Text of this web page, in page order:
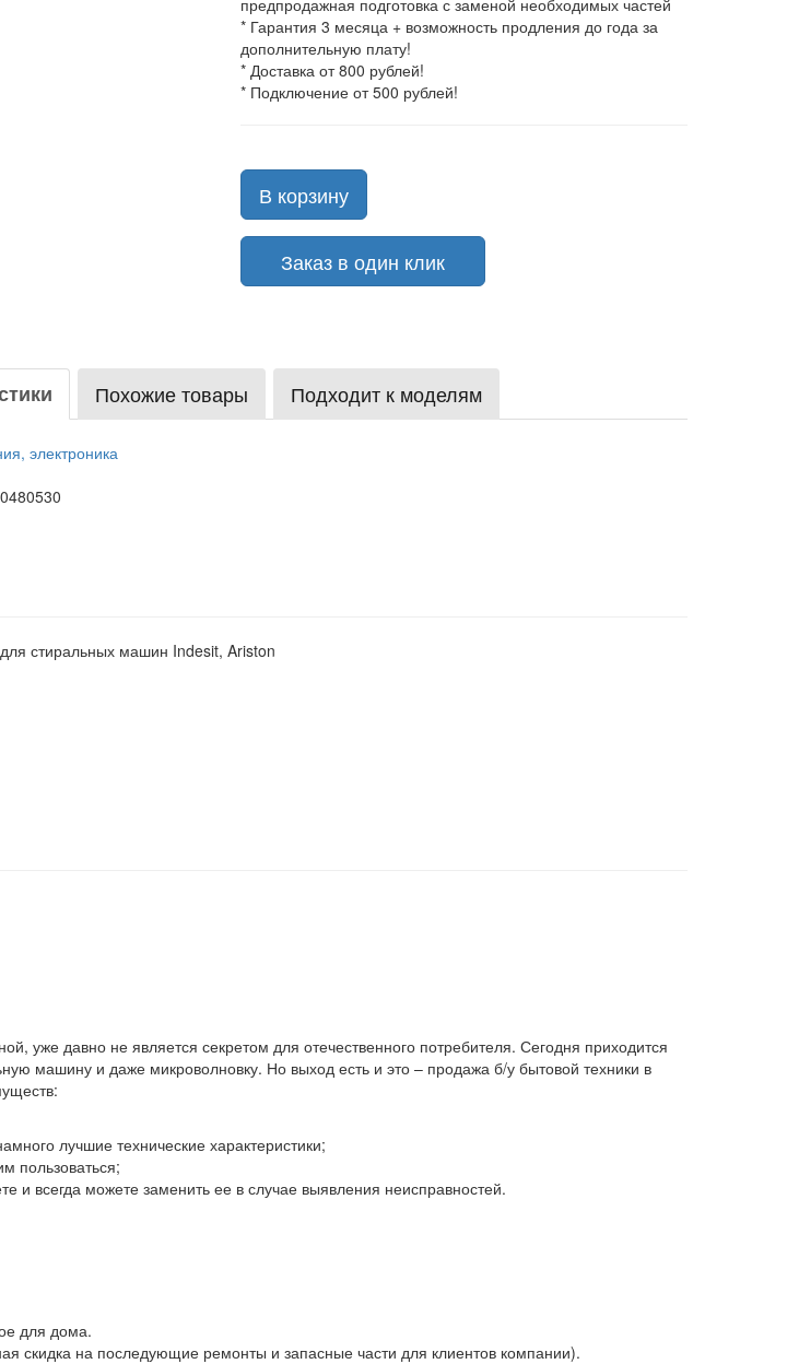
предпродажная подготовка с заменой необходимых частей
* Гарантия 3 месяца + возможность продления до года за
дополнительную плату!
* Доставка от 800 рублей!
* Подключение от 500 рублей!
В корзину
Заказ в один клик
Похожие товары Подходит к моделям
электроника
для стиральных машин Indesit, Ariston
уже давно не является секретом для отечественного потребителя. Сегодня приходится
машину и даже микроволновку. Но выход есть и это – продажа б/у бытовой техники в
лучшие технические характеристики;
пользоваться;
и всегда можете заменить ее в случае выявления неисправностей.
для дома.
скидка на последующие ремонты и запасные части для клиентов компании).